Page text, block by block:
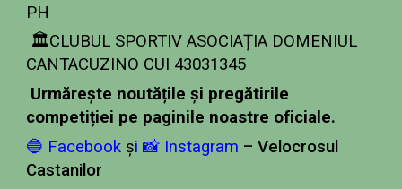
PH
🏛️CLUBUL SPORTIV ASOCIAȚIA DOMENIUL
CANTACUZINO CUI 43031345
Urmărește noutățile și pregătirile
competiției pe paginile noastre oficiale.
🔵 Facebook și 📸 Instagram – Velocrosul
Castanilor